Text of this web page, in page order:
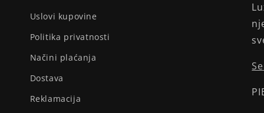
Uslovi kupovine
Politika privatnosti
Načini plaćanja
Dostava
Reklamacija